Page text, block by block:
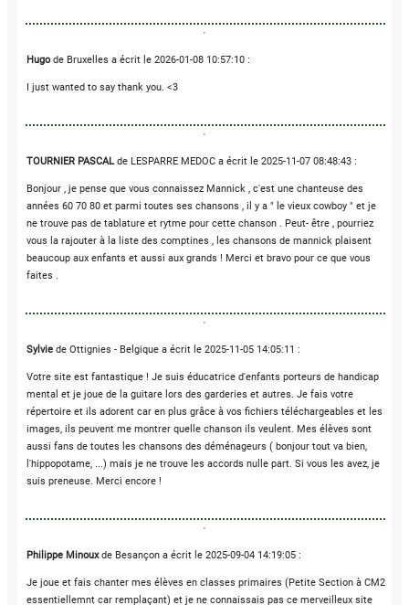
Philippe Minouxde Besançon a écrit le 2025-09-04 14:19:05 :
Je joue et fais chanter mes élèves en classes primaires (Petite Section à CM2
essentiellemnt car remplaçant) et je ne connaissais pas ce merveilleux site
Sylvie de Ottignies - Belgique a écrit le 2025-11-05 14:05:11 :
Votre site est fantastique ! Je suis éducatrice d'enfants porteurs de handicap
mental et je joue de la guitare lors des garderies et autres. Je fais votre
répertoire et ils adorent car en plus grâce à vos fichiers téléchargeables et les
images, ils peuvent me montrer quelle chanson ils veulent. Mes élèves sont
aussi fans de toutes les chansons des déménageurs ( bonjour tout va bien,
l'hippopotame, ...) mais je ne trouve les accords nulle part. Si vous les avez, je
suis preneuse. Merci encore !
TOURNIER PASCAL de LESPARRE MEDOC a écrit le 2025-11-07 08:48:43 :
Bonjour , je pense que vous connaissez Mannick , c'est une chanteuse des
années 60 70 80 et parmi toutes ses chansons , il y a " le vieux cowboy " et je
ne trouve pas de tablature et rytme pour cette chanson . Peut- être , pourriez
vous la rajouter à la liste des comptines , les chansons de mannick plaisent
beaucoup aux enfants et aussi aux grands ! Merci et bravo pour ce que vous
faites .
Hugode Bruxelles a écrit le 2026-01-08 10:57:10 :
I just wanted to say thank you. <3